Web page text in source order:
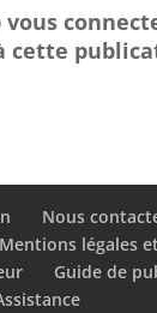
vous
cette
Nous
Mentions légales
Guide de